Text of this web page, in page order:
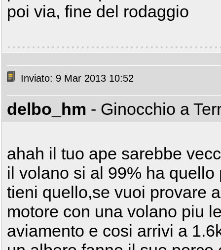
poi via, fine del rodaggio
Inviato: 9 Mar 2013 10:52
delbo_hm - Ginocchio a
ahah il tuo ape sarebbe
il volano si al 99% ha
tieni quello,se vuoi provare
motore con una volano piu
aviamento e cosi arrivi a